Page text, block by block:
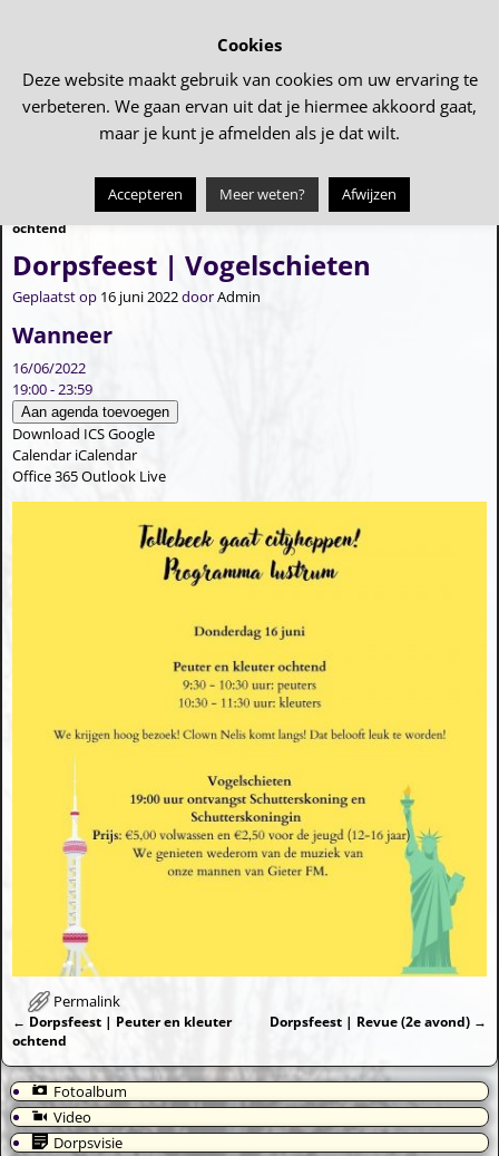
Bericht navigatie
Dorpsfeest | Peuter en kleuter
ochtend
Dorpsfeest | Revue (2e avond)
Dorpsfeest | Vogelschieten
Geplaatst op 16 juni 2022doorAdmin
Wanneer
16/06/2022
19:00 - 23:59
Aan agenda toevoegen
Download ICSGoogle
Calendar iCalendar
Office 365Outlook Live
Permalink
Bericht navigatie
← Dorpsfeest | Peuter en kleuter
ochtend
Dorpsfeest | Revue (2e avond) →
Fotoalbum
Video
Dorpsvisie
Cookies
Deze website maakt gebruik van cookies om uw ervaring te
verbeteren. We gaan ervan uit dat je hiermee akkoord gaat,
maar je kunt je afmelden als je dat wilt.
Accepteren Meer weten? Afwijzen